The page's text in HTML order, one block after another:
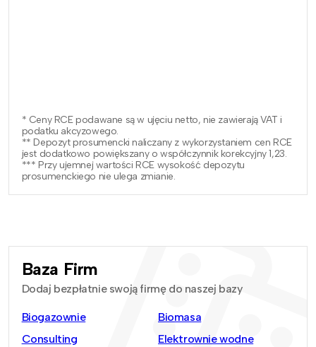
* Ceny RCE podawane są w ujęciu netto, nie zawierają VAT i
podatku akcyzowego.
** Depozyt prosumencki naliczany z wykorzystaniem cen RCE
jest dodatkowo powiększany o współczynnik korekcyjny 1,23.
*** Przy ujemnej wartości RCE wysokość depozytu
prosumenckiego nie ulega zmianie.
Baza Firm
Dodaj bezpłatnie swoją firmę do naszej bazy
Biogazownie
Biomasa
Consulting
Elektrownie wodne